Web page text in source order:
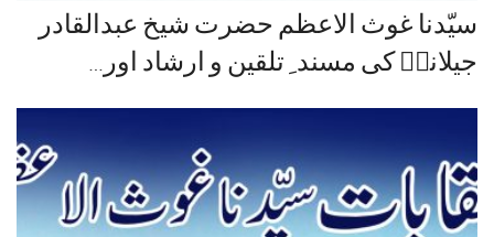
سیّدنا غوث الاعظم حضرت شیخ عبدالقادر
جیلانیؓ کی مسند ِ تلقین و ارشاد اور…